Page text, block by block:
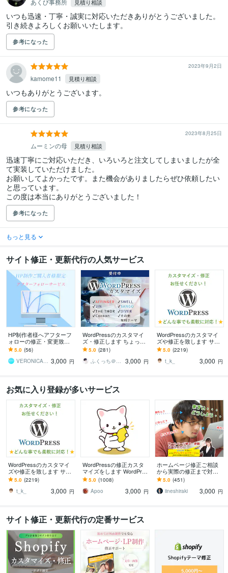
あくび事務所 見積り相談
いつも迅速・丁寧・誠実に対応いただきありがとうございました。
引き続きよろしくお願いいたします。
参考になった
2023年9月2日
kamome11 見積り相談
いつもありがとうございます。
参考になった
2023年8月25日
ムーミンの母 見積り相談
迅速丁寧にご対応いただき、いろいろと注文してしまいましたが全
て実装していただけました。
お願いしてよかったです。また機会がありましたらぜひ依頼したい
と思っています。
この度は本当にありがとうございました！
参考になった
もっと見る
サイト修正・更新代行の人気サービス
HP制作者様へアフターフ
ォローの修正・変更致し
ます ホームページの修
正・変更・追加等にご利
用ください。
5.0 (56)
VERONICA（ヴェロニカ） 3,000 円
WordPressのカスタマイ
ズ・修正します ちょっと
ここ修正して欲しい！な
ど。
5.0 (281)
ふくっち＠Coding（Design）
3,000 円
WordPressのカスタマイ
ズや修正を致します サイ
トのカスタマイズ・レイ
アウト変更致します
5.0 (2219)
t_k_
3,000 円
お気に入り登録が多いサービス
WordPressのカスタマイ
ズや修正を致します サイ
トのカスタマイズ・レイ
アウト変更致します
5.0 (2219)
t_k_
3,000 円
WordPressの修正カスタ
マイズをします WordPres
sのカスタマイズ・修正お
手伝い！
5.0 (1008)
Apoo
3,000 円
ホームページ修正ご相談
から実際の修正まで対応
します もう一人のスタッ
フとして活用！WordPres
sにも対応！
5.0 (451)
iineshiraki
3,000 円
サイト修正・更新代行の定番サービス